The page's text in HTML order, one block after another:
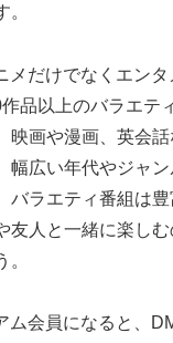
メだけでなくエン
品以上のバラエテ
映画や漫画、英会
幅広い年代やジャ
バラエティ番組は
友人と一緒に楽し
ム会員になると、